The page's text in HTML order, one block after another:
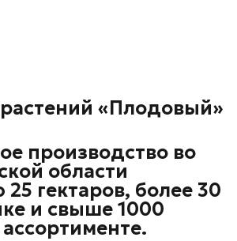
«Плодовый»
производство во
области
гектаров, более 30
и свыше 1000